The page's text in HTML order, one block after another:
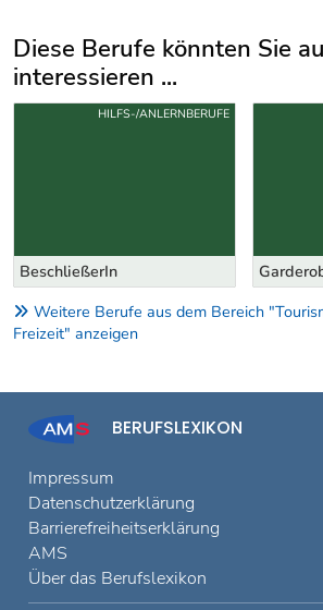
Diese Berufe könnten Sie
interessieren ...
Uber weitere Berufsvorschläge
BeschließerIn
HILFS-/ANLERNBERUFE
Weitere Berufe aus dem Bereich
Freizeit" anzeigen
BERUFSLEXIKON
Impressum
Datenschutzerklärung
Barrierefreiheitserklärung
AMS
Über das Berufslexikon